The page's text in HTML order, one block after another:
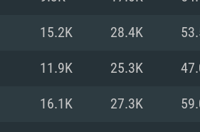
15.2K 28.4K
11.9K 25.3K
16.1K 27.3K